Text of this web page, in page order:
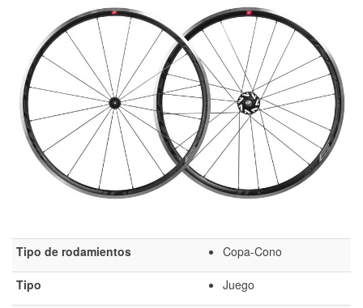
Tipo de rodamientos Copa-Cono
Tipo Juego